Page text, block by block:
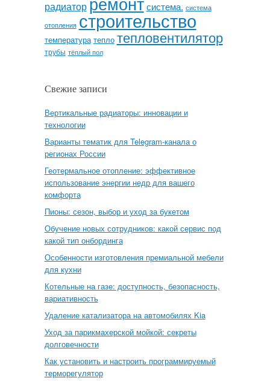
радиатор система. система
отопления строительство
температура тепло тепловентилятор
трубы тёплый пол
Свежие записи
Вертикальные радиаторы: инновации и
технологии
Варианты тематик для Telegram-канала о
регионах России
Геотермальное отопление: эффективное
использование энергии недр для вашего
комфорта
Пионы: сезон, выбор и уход за букетом
Обучение новых сотрудников: какой сервис под
какой тип онбординга
Особенности изготовления премиальной мебели
для кухни
Котельные на газе: доступность, безопасность,
вариативность
Удаление катализатора на автомобилях Kia
Уход за парикмахерской мойкой: секреты
долговечности
Как установить и настроить программируемый
терморегулятор